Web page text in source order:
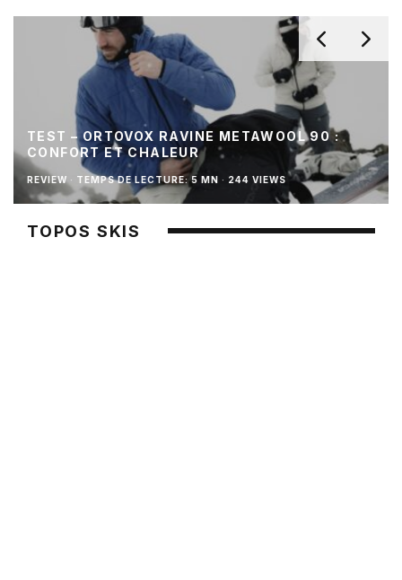
TEST – ORTOVOX RAVINE METAWOOL 90 :
CONFORT ET CHALEUR
REVIEW · TEMPS DE LECTURE: 5 MN · 244 VIEWS
TOPOS SKIS